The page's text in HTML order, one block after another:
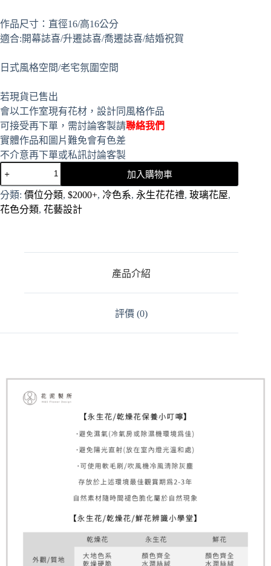
作品尺寸：直徑16/高16公分
適合:開幕誌喜/升遷誌喜/喬遷誌喜/結婚祝賀
日式風格空間/老宅氛圍空間
若現貨已售出
會以工作室現有花材，設計同風格作品
可接受再下單，需討論客製請聯絡我們
實體作品和圖片難免會有色差
不介意再下單或私訊討論客製
加入購物車
A
l
t
分類: 價位分類, $2000+, 冷色系, 永生花花禮, 玻璃花屋,
花色分類, 花藝設計
產品介紹
評價 (0)